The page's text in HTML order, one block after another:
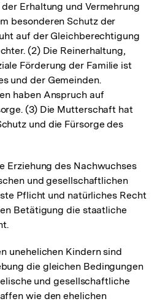
Erhaltung und Vermehrung
besonderen Schutz der
auf der Gleichberechtigung
(2) Die Reinerhaltung,
Förderung der Familie ist
und der Gemeinden.
haben Anspruch auf
(3) Die Mutterschaft hat
und die Fürsorge des
Erziehung des Nachwuchses
und gesellschaftlichen
Pflicht und natürliches Recht
Betätigung die staatliche
unehelichen Kindern sind
die gleichen Bedingungen
und gesellschaftliche
wie den ehelichen